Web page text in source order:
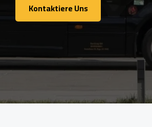
Kontaktiere Uns
Kontaktiere Uns